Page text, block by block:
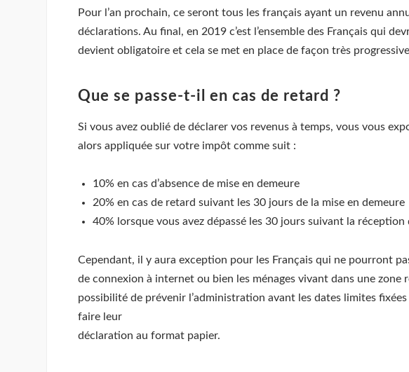
Pour l’an prochain, ce seront tous les français ayant un revenu
déclarations. Au final, en 2019 c’est l’ensemble des Français qui
devient obligatoire et cela se met en place de façon très
Que se passe-t-il en cas de retard ?
Si vous avez oublié de déclarer vos revenus à temps, vous vous
alors appliquée sur votre impôt comme suit :
10% en cas d’absence de mise en demeure
20% en cas de retard suivant les 30 jours de la mise en demeure
40% lorsque vous avez dépassé les 30 jours suivant la réception
Cependant, il y aura exception pour les Français qui ne pourront
de connexion à internet ou bien les ménages vivant dans une
possibilité de prévenir l’administration avant les dates limites
faire leur
déclaration au format papier.